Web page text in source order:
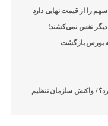
را از قیمت نهایی دارد
به بورس بازگشت
صحت دارد؟ / واکنش سازمان تنظیم